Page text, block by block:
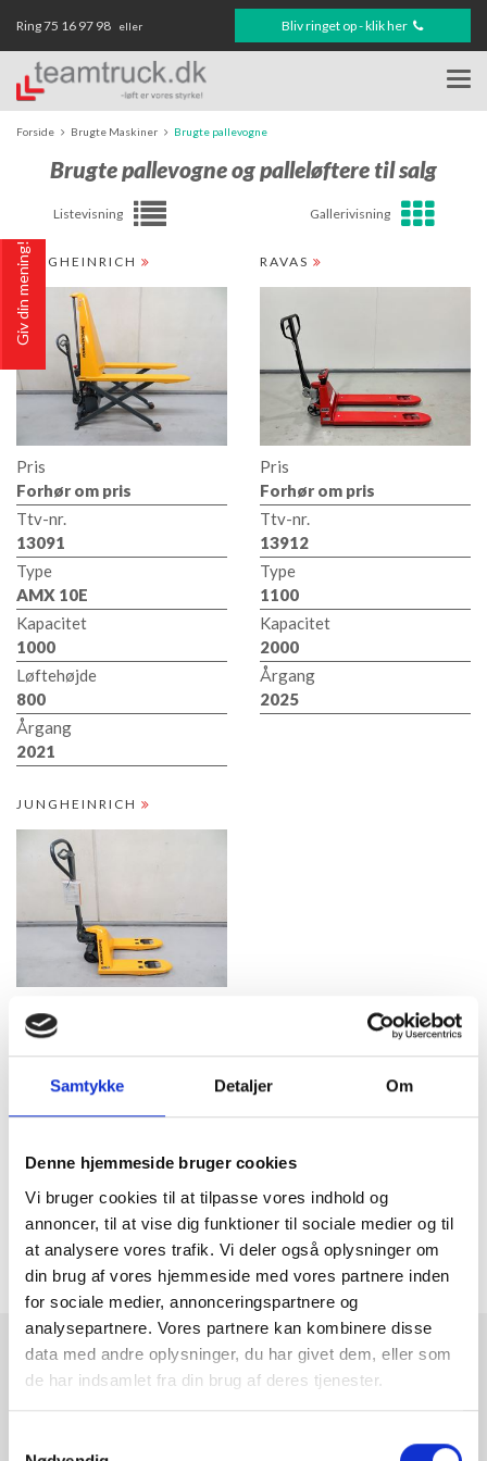
Samtykke Detaljer Om
Denne hjemmeside bruger cookies
Vi bruger cookies til at tilpasse vores indhold og
annoncer, til at vise dig funktioner til sociale medier og til
at analysere vores trafik. Vi deler også oplysninger om
din brug af vores hjemmeside med vores partnere inden
for sociale medier, annonceringspartnere og
analysepartnere. Vores partnere kan kombinere disse
data med andre oplysninger, du har givet dem, eller som
de har indsamlet fra din brug af deres tjenester.
Ring75 16 97 98 eller Bliv ringet op - klik her
Forside Brugte Maskiner Brugte pallevogne
Brugte pallevogne og palleløftere til salg
Gallerivisning
Listevisning
JUNGHEINRICH
Pris
Forhør om pris
Ttv-nr.
13091
Type
AMX 10E
Kapacitet
1000
Løftehøjde
800
Årgang
2021
RAVAS
Pris
Forhør om pris
Ttv-nr.
13912
Type
1100
Kapacitet
2000
Årgang
2025
JUNGHEINRICH
Forhør om pris
Ttv-nr.
13092
Type
Kapacitet
2200
Årgang
2018
Brugte pallevogne og palleløftere til salg
Køb brugte palleløftere og pallevogne hos Team Truck
Giv din mening!